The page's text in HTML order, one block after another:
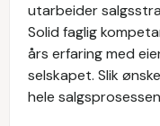
utarbeider
Solid faglig
års erfaring med
selskapet. Slik
hele